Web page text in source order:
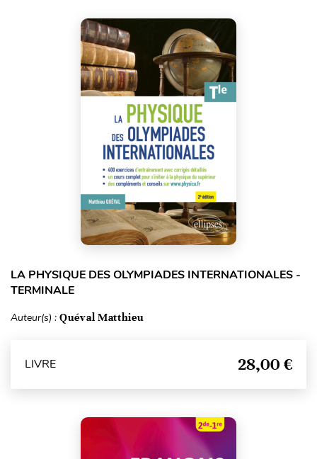
LA PHYSIQUE DES OLYMPIADES INTERNATIONALES -
TERMINALE
Auteur(s) : Quéval Matthieu
LIVRE 28,00 €